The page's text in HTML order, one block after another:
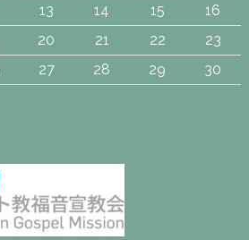
13 14 15
16
20 21 22
23
27 28 29
30